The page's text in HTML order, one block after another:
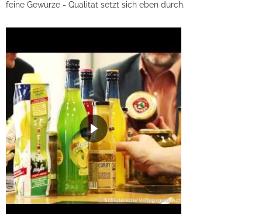
feine Gewürze - Qualität setzt sich eben durch.